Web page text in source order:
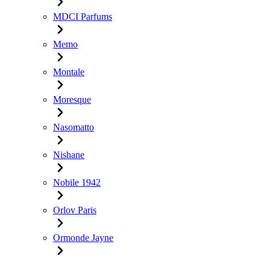
MDCI Parfums
Memo
Montale
Moresque
Nasomatto
Nishane
Nobile 1942
Orlov Paris
Ormonde Jayne